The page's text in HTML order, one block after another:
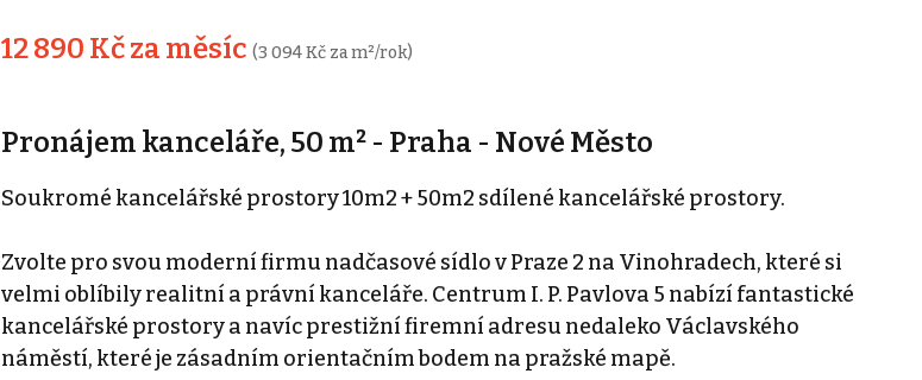
12 890 Kč za měsíc (3 094 Kč za m²/rok)
Pronájem kanceláře, 50 m² - Praha - Nové Město
Soukromé kancelářské prostory 10m2 + 50m2 sdílené kancelářské prostory.
Zvolte pro svou moderní firmu nadčasové sídlo v Praze 2 na Vinohradech, které si
velmi oblíbily realitní a právní kanceláře. Centrum I. P. Pavlova 5 nabízí fantastické
kancelářské prostory a navíc prestižní firemní adresu nedaleko Václavského
náměstí, které je zásadním orientačním bodem na pražské mapě.